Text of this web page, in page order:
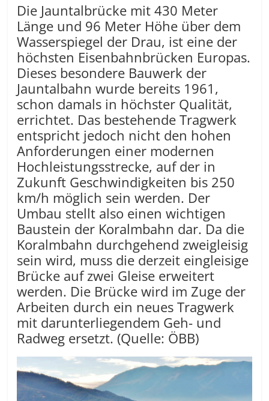
Die Jauntalbrücke mit 430 Meter
Länge und 96 Meter Höhe über dem
Wasserspiegel der Drau, ist eine der
höchsten Eisenbahnbrücken Europas.
Dieses besondere Bauwerk der
Jauntalbahn wurde bereits 1961,
schon damals in höchster Qualität,
errichtet. Das bestehende Tragwerk
entspricht jedoch nicht den hohen
Anforderungen einer modernen
Hochleistungsstrecke, auf der in
Zukunft Geschwindigkeiten bis 250
km/h möglich sein werden. Der
Umbau stellt also einen wichtigen
Baustein der Koralmbahn dar. Da die
Koralmbahn durchgehend zweigleisig
sein wird, muss die derzeit eingleisige
Brücke auf zwei Gleise erweitert
werden. Die Brücke wird im Zuge der
Arbeiten durch ein neues Tragwerk
mit darunterliegendem Geh- und
Radweg ersetzt. (Quelle: ÖBB)